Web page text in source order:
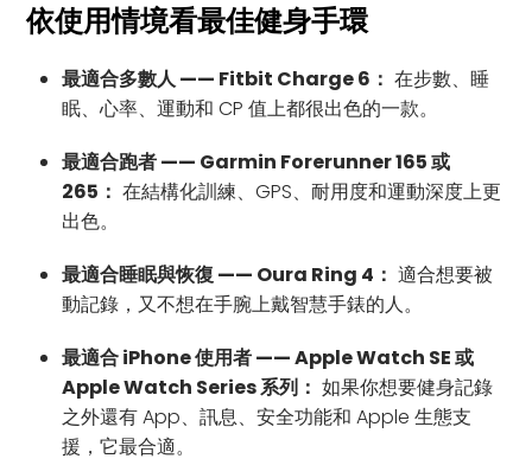
依使用情境看最佳健身手環
最適合多數人 —— Fitbit Charge 6： 在步數、睡
眠、心率、運動和 CP 值上都很出色的一款。
最適合跑者 —— Garmin Forerunner 165 或
265： 在結構化訓練、GPS、耐用度和運動深度上更
出色。
最適合睡眠與恢復 —— Oura Ring 4： 適合想要被
動記錄，又不想在手腕上戴智慧手錶的人。
最適合 iPhone 使用者 —— Apple Watch SE 或
Apple Watch Series 系列： 如果你想要健身記錄
之外還有 App、訊息、安全功能和 Apple 生態支
援，它最合適。